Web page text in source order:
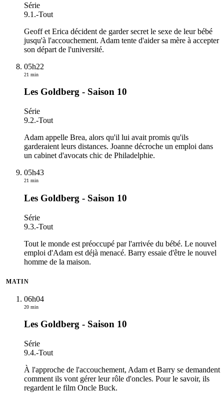
Série
9.1.-Tout
Geoff et Erica décident de garder secret le sexe de leur bébé
jusqu'à l'accouchement. Adam tente d'aider sa mère à accepter
son départ de l'université.
05h22
21 min
Les Goldberg - Saison 10
Série
9.2.-Tout
Adam appelle Brea, alors qu'il lui avait promis qu'ils
garderaient leurs distances. Joanne décroche un emploi dans
un cabinet d'avocats chic de Philadelphie.
05h43
21 min
Les Goldberg - Saison 10
Série
9.3.-Tout
Tout le monde est préoccupé par l'arrivée du bébé. Le nouvel
emploi d'Adam est déjà menacé. Barry essaie d'être le nouvel
homme de la maison.
MATIN
06h04
20 min
Les Goldberg - Saison 10
Série
9.4.-Tout
À l'approche de l'accouchement, Adam et Barry se demandent
comment ils vont gérer leur rôle d'oncles. Pour le savoir, ils
regardent le film Oncle Buck.